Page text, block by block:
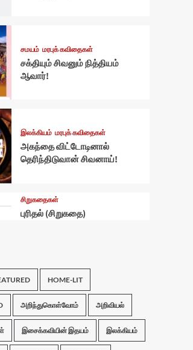
சமயம் மரபுக் கவிதைகள்
சக்தியும் சிவனும் நித்தியம்
ஆவார்!
இலக்கியம் மரபுக் கவிதைகள்
அகந்தை விட்டோடினால்
தெரிந்திடுவான் சிவனாய்!
சிறுகதைகள்
புரிதல் (சிறுகதை)
HOME-LIT
அறிந்துகொள்வோம் அறிவியல்
இசைக்கவியின் இதயம் இலக்கியம்